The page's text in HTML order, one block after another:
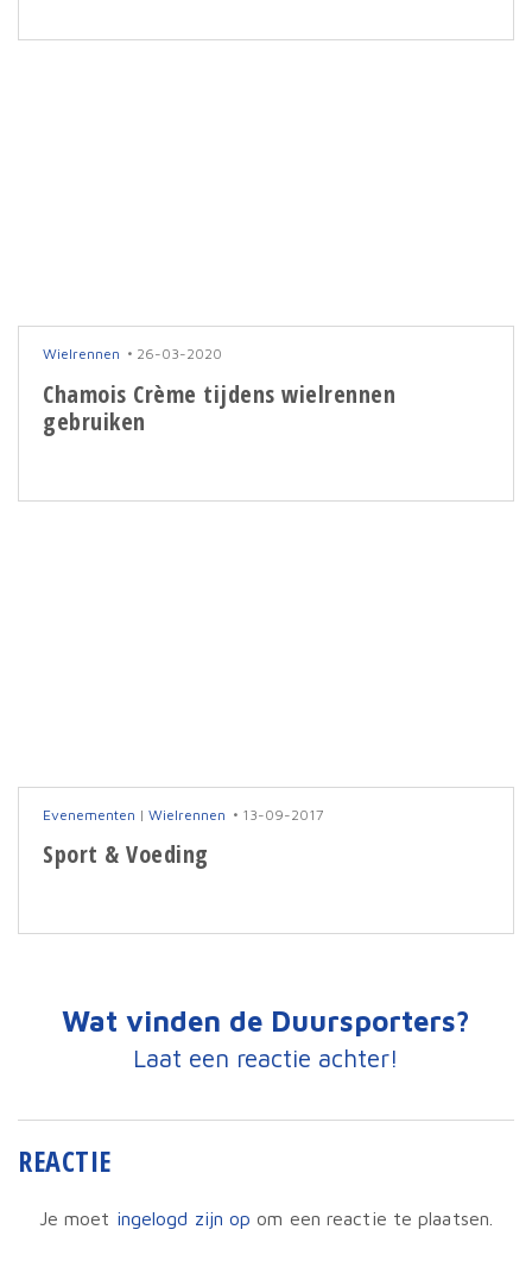
Wielrennen 26-03-2020
Chamois Crème tijdens wielrennen
gebruiken
Evenementen | Wielrennen 13-09-2017
Sport & Voeding
Wat vinden de Duursporters?
Laat een reactie achter!
REACTIE
Je moet ingelogd zijn op om een reactie te plaatsen.